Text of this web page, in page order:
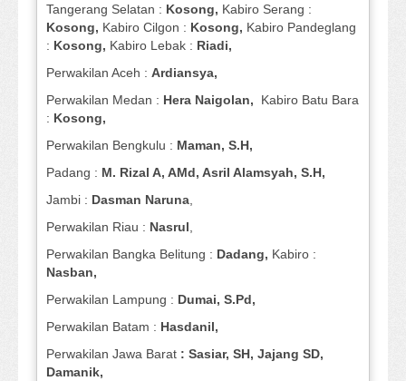
Tangerang Selatan : Kosong, Kabiro Serang :
Kosong, Kabiro Cilgon : Kosong, Kabiro Pandeglang
: Kosong, Kabiro Lebak : Riadi,
Perwakilan Aceh : Ardiansya,
Perwakilan Medan : Hera Naigolan, Kabiro Batu Bara
: Kosong,
Perwakilan Bengkulu : Maman, S.H,
Padang : M. Rizal A, AMd, Asril Alamsyah, S.H,
Jambi : Dasman Naruna,
Perwakilan Riau : Nasrul,
Perwakilan Bangka Belitung : Dadang, Kabiro :
Nasban,
Perwakilan Lampung : Dumai, S.Pd,
Perwakilan Batam : Hasdanil,
Perwakilan Jawa Barat : Sasiar, SH, Jajang SD,
Damanik,